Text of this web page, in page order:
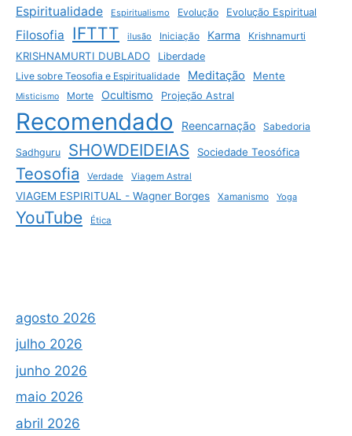
Espiritualidade Espiritualismo Evolução Evolução Espiritual
Filosofia IFTTT ilusão Iniciação Karma Krishnamurti
KRISHNAMURTI DUBLADO
Liberdade
Live sobre Teosofia e Espiritualidade
Meditação Mente
Misticismo Morte Ocultismo Projeção Astral
Recomendado Reencarnação Sabedoria
Sadhguru SHOWDEIDEIAS Sociedade Teosófica
Teosofia Verdade Viagem Astral
VIAGEM ESPIRITUAL - Wagner Borges Xamanismo Yoga
YouTube Ética
agosto 2026
julho 2026
junho 2026
maio 2026
abril 2026